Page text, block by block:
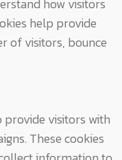
how visitors
help provide
of visitors, bounce
provide visitors with
These cookies